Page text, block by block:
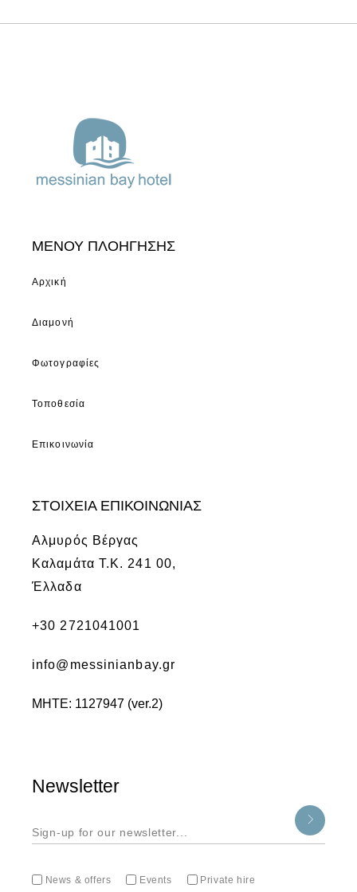
ΜΕΝΟΥ ΠΛΟΗΓΗΣΗΣ
Αρχική
Διαμονή
Φωτογραφίες
Τοποθεσία
Επικοινωνία
ΣΤΟΙΧΕΙΑ ΕΠΙΚΟΙΝΩΝΙΑΣ
Αλμυρός Βέργας
Καλαμάτα Τ.Κ. 241 00,
Έλλαδα
+30 2721041001
info@messinianbay.gr
ΜΗΤΕ: 1127947 (ver.2)
Newsletter
News & offers Events Private hire